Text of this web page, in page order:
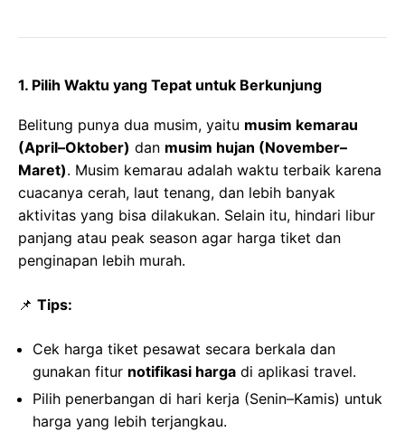
1. Pilih Waktu yang Tepat untuk Berkunjung
Belitung punya dua musim, yaitu musim kemarau
(April–Oktober) dan musim hujan (November–
Maret). Musim kemarau adalah waktu terbaik karena
cuacanya cerah, laut tenang, dan lebih banyak
aktivitas yang bisa dilakukan. Selain itu, hindari libur
panjang atau peak season agar harga tiket dan
penginapan lebih murah.
📌 Tips:
Cek harga tiket pesawat secara berkala dan
gunakan fitur notifikasi harga di aplikasi travel.
Pilih penerbangan di hari kerja (Senin–Kamis) untuk
harga yang lebih terjangkau.